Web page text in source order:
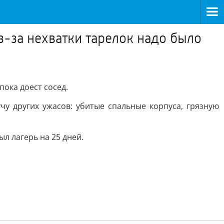
нехватки тарелок надо было
доест сосед.
других ужасов: убитые спальные корпуса, грязную
лагерь на 25 дней.